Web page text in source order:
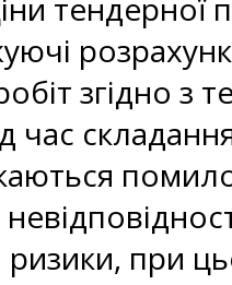
тендерної
згідно з
при